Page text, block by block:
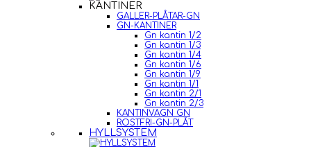
KANTINER
GALLER-PLÅTAR-GN
GN-KANTINER
Gn kantin 1/2
Gn kantin 1/3
Gn kantin 1/4
Gn kantin 1/6
Gn kantin 1/9
Gn kantin 1/1
Gn kantin 2/1
Gn kantin 2/3
KANTINVAGN GN
ROSTFRI-GN-PLÅT
HYLLSYSTEM